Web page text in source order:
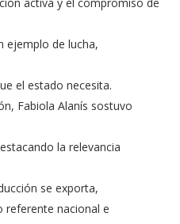
de lucha,
el estado necesita.
Fabiola Alanís sostuvo
la relevancia
se exporta,
referente nacional e